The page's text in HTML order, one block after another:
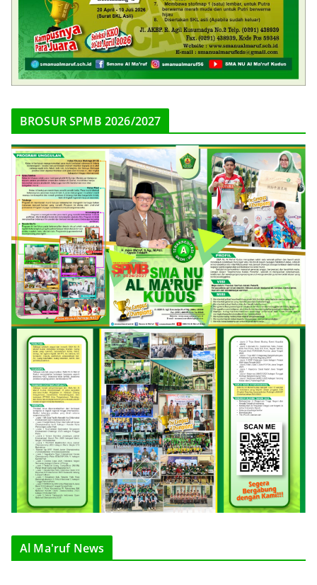
BROSUR SPMB 2026/2027
Al Ma'ruf News